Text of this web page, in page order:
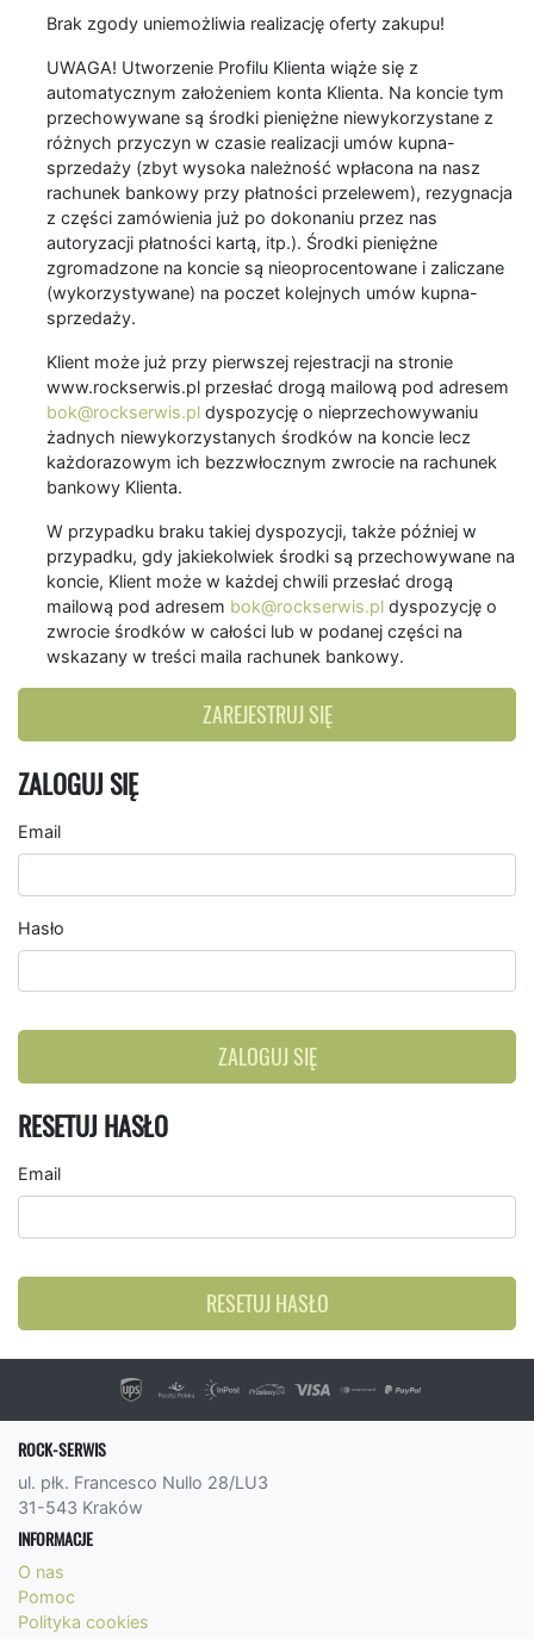
Brak zgody uniemożliwia realizację oferty zakupu!
UWAGA! Utworzenie Profilu Klienta wiąże się z
automatycznym założeniem konta Klienta. Na koncie tym
przechowywane są środki pieniężne niewykorzystane z
różnych przyczyn w czasie realizacji umów kupna-
sprzedaży (zbyt wysoka należność wpłacona na nasz
rachunek bankowy przy płatności przelewem), rezygnacja
z części zamówienia już po dokonaniu przez nas
autoryzacji płatności kartą, itp.). Środki pieniężne
zgromadzone na koncie są nieoprocentowane i zaliczane
(wykorzystywane) na poczet kolejnych umów kupna-
sprzedaży.
Klient może już przy pierwszej rejestracji na stronie
www.rockserwis.pl przesłać drogą mailową pod adresem
bok@rockserwis.pl dyspozycję o nieprzechowywaniu
żadnych niewykorzystanych środków na koncie lecz
każdorazowym ich bezzwłocznym zwrocie na rachunek
bankowy Klienta.
W przypadku braku takiej dyspozycji, także później w
przypadku, gdy jakiekolwiek środki są przechowywane na
koncie, Klient może w każdej chwili przesłać drogą
mailową pod adresem bok@rockserwis.pl dyspozycję o
zwrocie środków w całości lub w podanej części na
wskazany w treści maila rachunek bankowy.
ZAREJESTRUJ SIĘ
ZALOGUJ SIĘ
Email
Hasło
ZALOGUJ SIĘ
RESETUJ HASŁO
Email
RESETUJ HASŁO
ROCK-SERWIS
ul. płk. Francesco Nullo 28/LU3
31-543 Kraków
INFORMACJE
O nas
Pomoc
Polityka cookies